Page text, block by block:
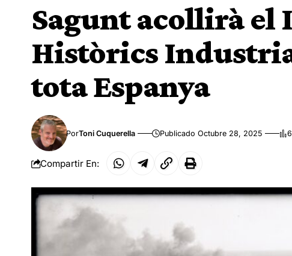
Sagunt acollirà el
Històrics
tota Espanya
PorToni Cuquerella Publicado Octubre 28, 2025
Compartir En: